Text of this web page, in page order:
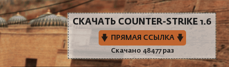
СКАЧАТЬ COUNTER-STRIKE 1.6
ПРЯМАЯ ССЫЛКА
Скачано 48477 раз